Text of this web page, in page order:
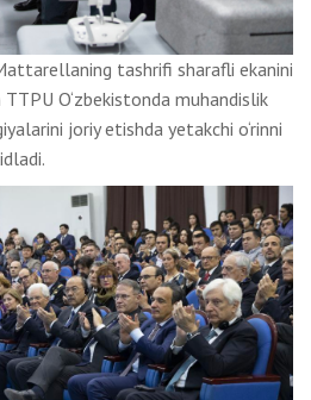
tashrifi sharafli ekanini
O‘zbekistonda muhandislik
joriy etishda yetakchi o‘rinni